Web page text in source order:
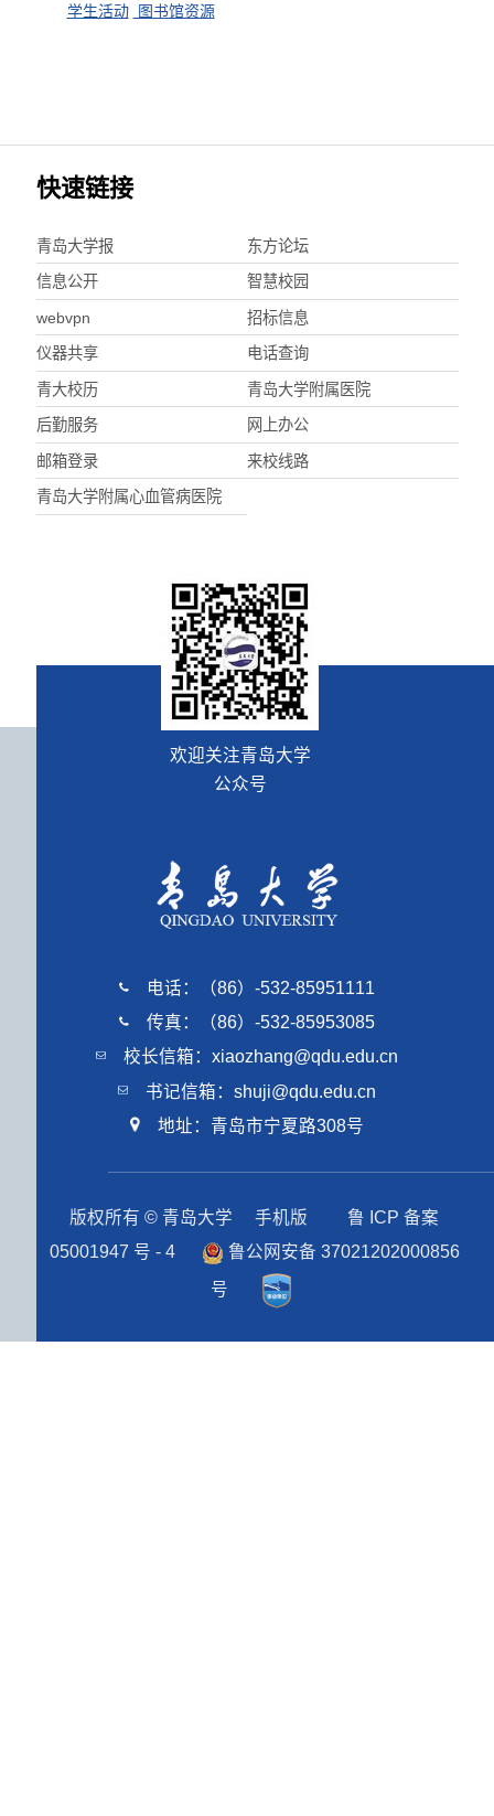
学生活动 图书馆资源
快速链接
青岛大学报 东方论坛
信息公开 智慧校园
webvpn 招标信息
仪器共享 电话查询
青大校历 青岛大学附属医院
后勤服务 网上办公
邮箱登录 来校线路
青岛大学附属心血管病医院
欢迎关注青岛大学
公众号
电话：（86）-532-85951111
传真：（86）-532-85953085
校长信箱：xiaozhang@qdu.edu.cn
书记信箱：shuji@qdu.edu.cn
地址：青岛市宁夏路308号
版权所有 © 青岛大学 手机版
鲁 ICP 备案
05001947 号 - 4
鲁公网安备 37021202000856
号